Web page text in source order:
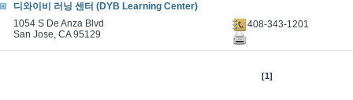
디와이비 러닝 센터 (DYB Learning Center)
1054 S De Anza Blvd
San Jose, CA 95129
408-343-1201
[1]